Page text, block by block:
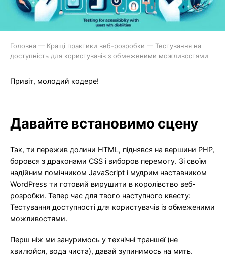
Головна — Кращі практики веб-розробки — Тестування на
доступність для користувачів з обмеженими можливостями
Привіт, молодий кодере!
Давайте встановимо сцену
Так, ти пережив долини HTML, піднявся на вершини PHP,
боровся з драконами CSS і виборов перемогу. Зі своїм
надійним помічником JavaScript і мудрим наставником
WordPress ти готовий вирушити в королівство веб-
розробки. Тепер час для твого наступного квесту:
Тестування доступності для користувачів із обмеженими
можливостями.
Перш ніж ми зануримось у технічні траншеї (не
хвилюйся, вода чиста), давай зупинимось на мить.